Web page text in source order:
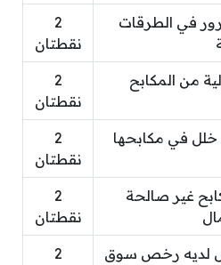
في الطرقات
2
نقطتان
من المكابح
2
نقطتان
خلل في مكابحها
2
نقطتان
غير صالحة
2
نقطتان
لديه رخص سوق
2